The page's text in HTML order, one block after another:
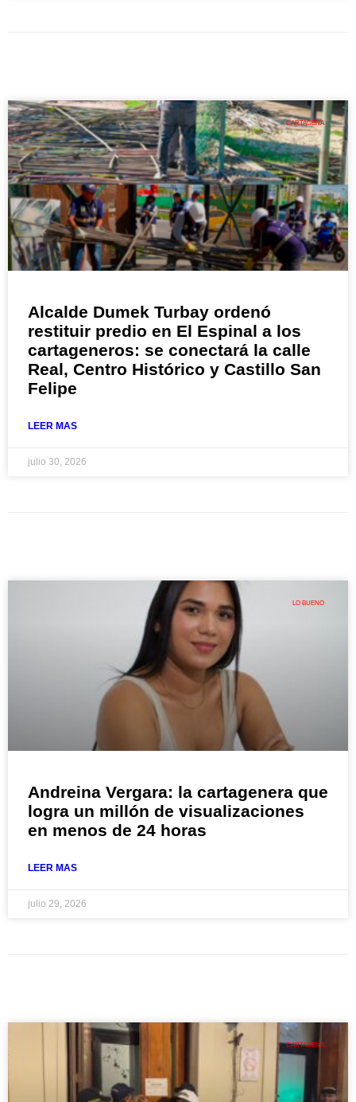
CARTAGENA
Alcalde Dumek Turbay ordenó
restituir predio en El Espinal a los
cartageneros: se conectará la calle
Real, Centro Histórico y Castillo San
Felipe
LEER MAS
julio 30, 2026
LO BUENO
Andreina Vergara: la cartagenera que
logra un millón de visualizaciones
en menos de 24 horas
LEER MAS
julio 29, 2026
CARTAGENA